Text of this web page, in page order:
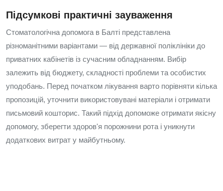
Підсумкові практичні зауваження
Стоматологічна допомога в Балті представлена
різноманітними варіантами — від державної поліклініки до
приватних кабінетів із сучасним обладнанням. Вибір
залежить від бюджету, складності проблеми та особистих
уподобань. Перед початком лікування варто порівняти кілька
пропозицій, уточнити використовувані матеріали і отримати
письмовий кошторис. Такий підхід допоможе отримати якісну
допомогу, зберегти здоров'я порожнини рота і уникнути
додаткових витрат у майбутньому.